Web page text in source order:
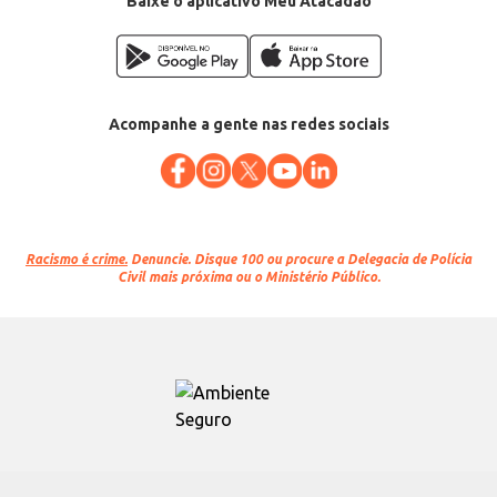
Acompanhe a gente nas redes sociais
Racismo é crime. Denuncie. Disque 100 ou procure a Delegacia de Polícia
Civil mais próxima ou o Ministério Público.